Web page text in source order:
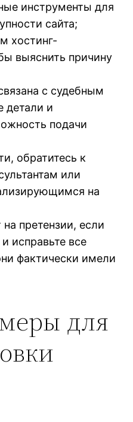
инструменты для
сайта;
хостинг-
выяснить причину
с судебным
детали и
подачи
обратитесь к
или
на
на претензии, если
исправьте все
фактически имели
для